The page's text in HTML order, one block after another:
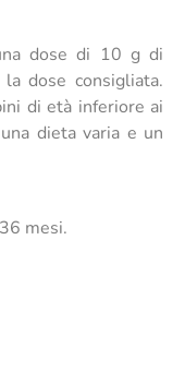
dose di 10 g di
dose consigliata.
di età inferiore ai
dieta varia e un
mesi.